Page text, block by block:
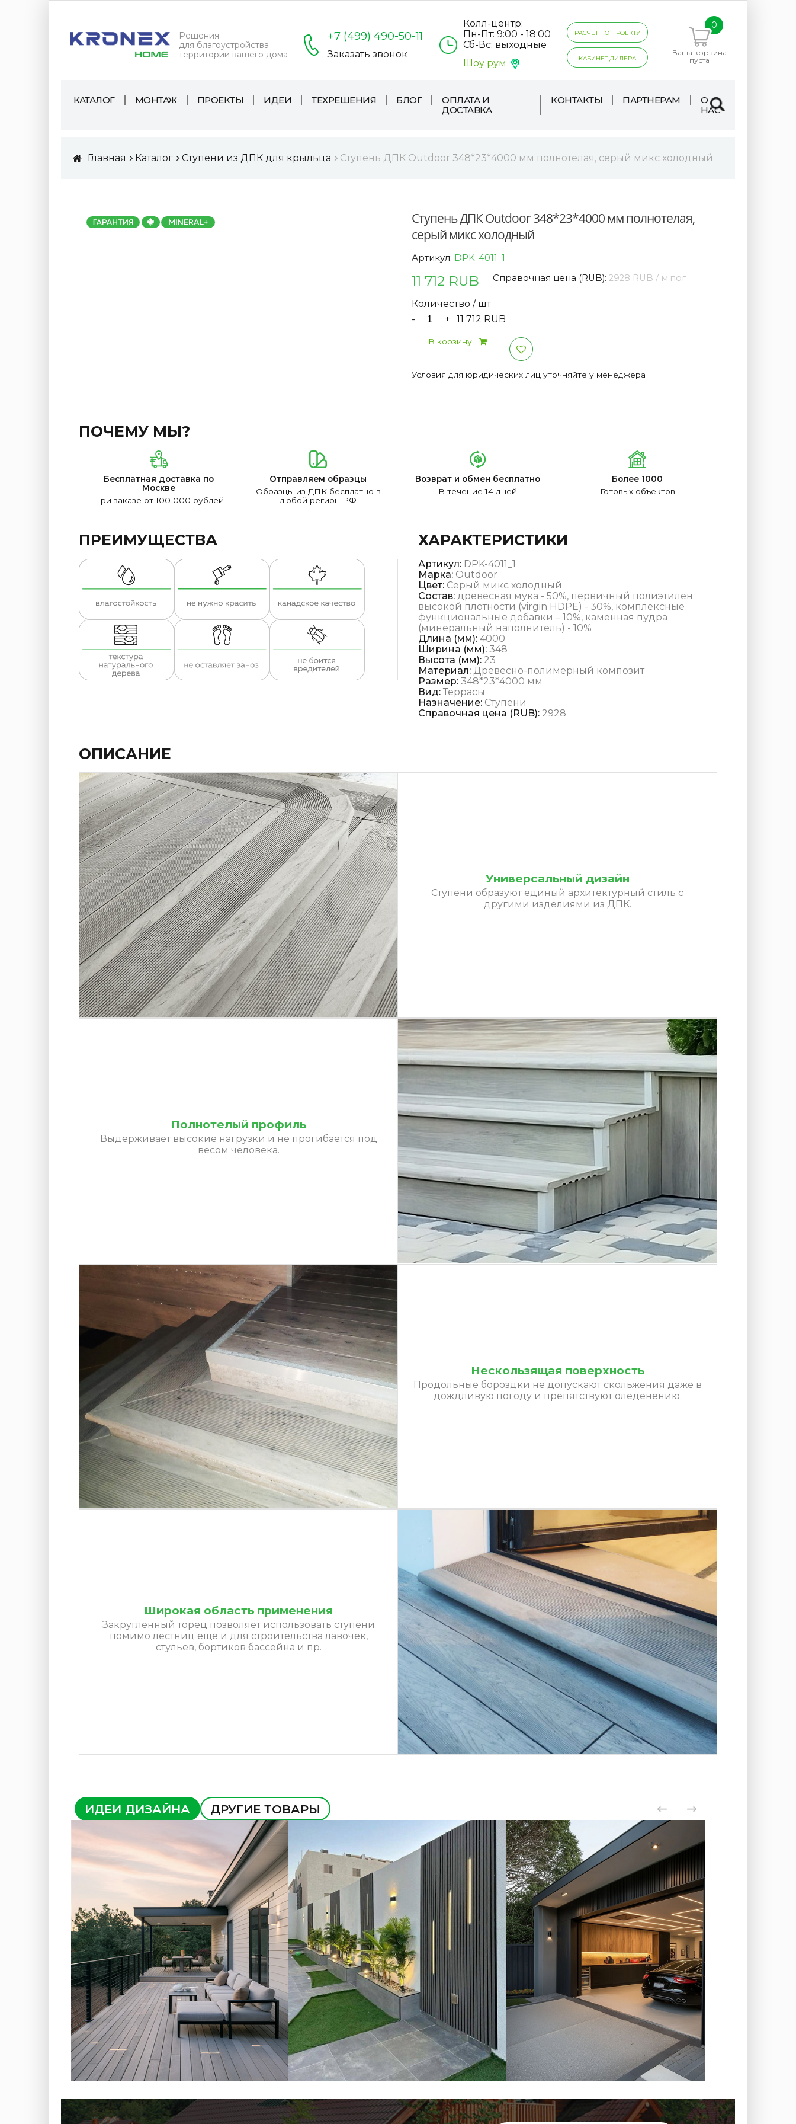
Решения
для благоустройства
территории вашего дома
+7 (499) 490-50-11
Заказать звонок
Колл-центр:
Пн-Пт: 9:00 - 18:00
Сб-Вс: выходные
Шоу рум
РАСЧЕТ ПО ПРОЕКТУ
КАБИНЕТ ДИЛЕРА
0
Ваша корзина
пуста
КАТАЛОГ МОНТАЖ ПРОЕКТЫ ИДЕИ ТЕХРЕШЕНИЯ БЛОГ
ОПЛАТА И
ДОСТАВКА
КОНТАКТЫ ПАРТНЕРАМ
О
НАС
Главная Каталог Ступени из ДПК для крыльца Ступень ДПК Outdoor 348*23*4000 мм полнотелая, серый микс холодный
Ступень ДПК Outdoor 348*23*4000 мм полнотелая,
серый микс холодный
Артикул: DPK-4011_1
11 712 RUB Справочная цена (RUB): 2928 RUB / м.пог
Количество / шт
-
+ 11 712 RUB
В корзину
Условия для юридических лиц уточняйте у менеджера
ПОЧЕМУ МЫ?
Бесплатная доставка по
Москве
При заказе от 100 000 рублей
Отправляем образцы
Образцы из ДПК бесплатно в
любой регион РФ
Возврат и обмен бесплатно
В течение 14 дней
Более 1000
Готовых объектов
ПРЕИМУЩЕСТВА ХАРАКТЕРИСТИКИ
Артикул: DPK-4011_1
Марка: Outdoor
Цвет: Серый микс холодный
Состав: древесная мука - 50%, первичный полиэтилен
высокой плотности (virgin HDPE) - 30%, комплексные
функциональные добавки – 10%, каменная пудра
(минеральный наполнитель) - 10%
Длина (мм): 4000
Ширина (мм): 348
Высота (мм): 23
Материал: Древесно-полимерный композит
Размер: 348*23*4000 мм
Вид: Террасы
Назначение: Ступени
Справочная цена (RUB): 2928
ОПИСАНИЕ
Универсальный дизайн
Ступени образуют единый архитектурный стиль с
другими изделиями из ДПК.
Полнотелый профиль
Выдерживает высокие нагрузки и не прогибается под
весом человека.
Нескользящая поверхность
Продольные бороздки не допускают скольжения даже в
дождливую погоду и препятствуют оледенению.
Широкая область применения
Закругленный торец позволяет использовать ступени
помимо лестниц еще и для строительства лавочек,
стульев, бортиков бассейна и пр.
ИДЕИ ДИЗАЙНА ДРУГИЕ ТОВАРЫ